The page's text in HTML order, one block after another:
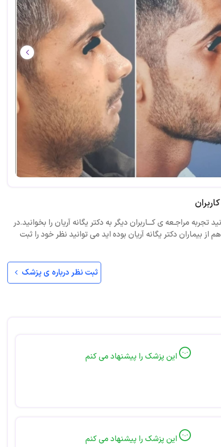
تجربه مراجـعه ی کـــاربران دیگر به دکتر یگانه آریان را بخوانید.در
بیماران دکتر یگانه آریان بوده اید می توانید نظر خود را ثبت
ثبت نظر درباره ی پزشک
این پزشک را پیشنهاد می کنم
این پزشک را پیشنهاد می کنم